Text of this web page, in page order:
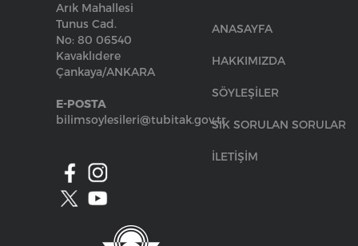
Arık Mahallesi
Tunus Cad.
No: 80 06540
Kavaklıdere
Çankaya/ANKARA
E-POSTA
bilimsoylesileri@tubitak.gov.tr
ANASAYFA
HAKKIMIZDA
SÖYLEŞİLER
SIK SORULAN SORULAR
İLETİŞİM